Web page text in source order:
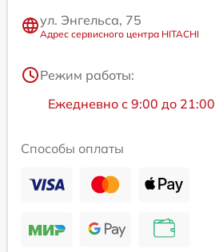
ул. Энгельса, 75
Адрес сервисного центра HITACHI
Режим работы:
Ежедневно с 9:00 до 21:00
Способы оплаты